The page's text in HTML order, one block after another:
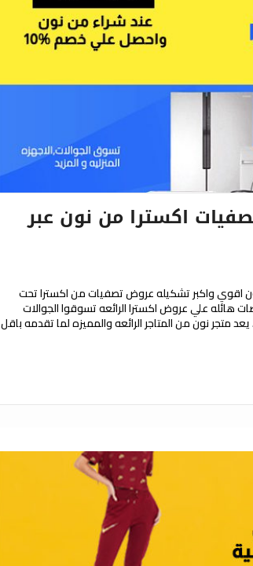
اكسترا من نون عبر
اقوي واكبر تشكيله عروض تصفيات من اكسترا تحت
هائله علي عروض اكسترا الرائعه تسوقوا الجوالات
متجر نون من المتاجر الرائعه والمميزه لما تقدمه باقل